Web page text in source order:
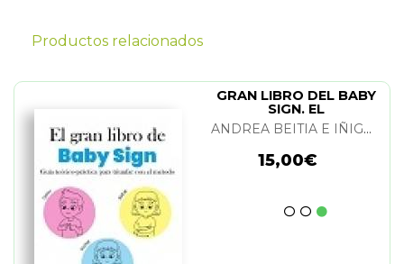
Productos relacionados
GRAN LIBRO DEL BABY
SIGN. EL
ANDREA BEITIA E IÑIGO ALVAREZ DE LARA
15,00€